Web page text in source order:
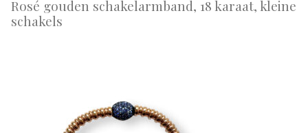
Rosé gouden schakelarmband, 18 karaat, kleine
schakels